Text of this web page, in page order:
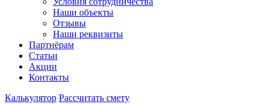
Наши объекты
Отзывы
Наши реквизиты
Партнёрам
Статьи
Акции
Контакты
Калькулятор Рассчитать смету